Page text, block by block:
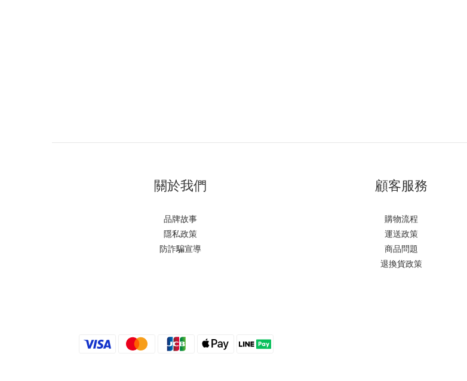
關於我們
品牌故事
隱私政策
防詐騙宣導
顧客服務
購物流程
運送政策
商品問題
退換貨政策